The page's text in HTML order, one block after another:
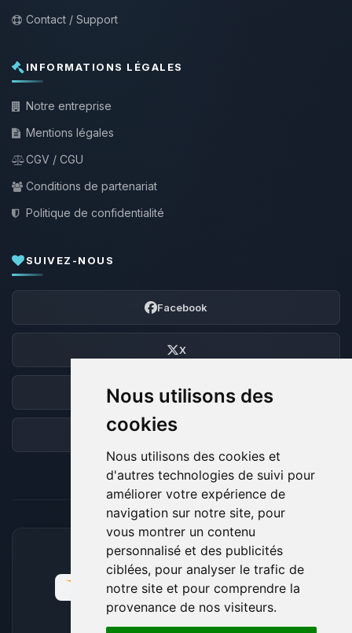
Nous utilisons des
cookies
Nous utilisons des cookies et
d'autres technologies de suivi pour
améliorer votre expérience de
navigation sur notre site, pour
vous montrer un contenu
personnalisé et des publicités
ciblées, pour analyser le trafic de
notre site et pour comprendre la
provenance de nos visiteurs.
Contact / Support
INFORMATIONS LÉGALES
Notre entreprise
Mentions légales
CGV / CGU
Conditions de partenariat
Politique de confidentialité
SUIVEZ-NOUS
Facebook
X
Discord
Forum
MOYENS DE PAIEMENT ACCEPTÉS